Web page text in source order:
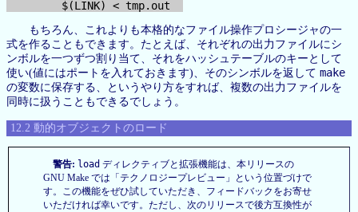
もちろん、これよりも本格的なファイル操作プロシージャの一
式を作ることもできます。たとえば、それぞれの出力ファイルにシ
ンボルを一つずつ割り当て、それをハッシュテーブルのキーとして
使い(値にはポートを入れておきます)、そのシンボルを返して make
の変数に保存する、というやり方をすれば、複数の出力ファイルを
同時に扱うこともできるでしょう。
12.2 動的オブジェクトのロード
警告: load ディレクティブと拡張機能は、本リリースの
GNU Make では「テクノロジープレビュー」という位置づけで
す。この機能をぜひ試していただき、フィードバックをお寄せ
いただければ幸いです。ただし、次のリリースで後方互換性が